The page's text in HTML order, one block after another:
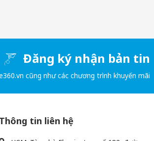
mang lại tác dụng giảm nhanh các triệu
Đăng ký nhận bản tin
cũng như các chương trình khuyến mãi
Thông tin liên hệ